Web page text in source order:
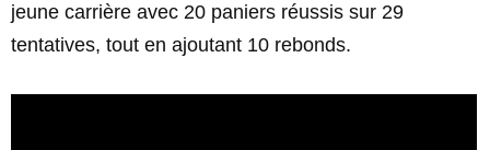
jeune carrière avec 20 paniers réussis sur 29
tentatives, tout en ajoutant 10 rebonds.